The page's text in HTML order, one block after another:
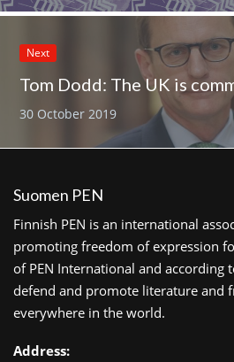
Next
30 October 2019
Suomen PEN
Finnish PEN is an international
promoting freedom of expression
of PEN International and according
defend and promote literature and
everywhere in the world.
Address: